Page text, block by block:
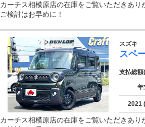
カーチス相模原店の在庫をご覧いただきあ
ご検討はお早めに！
スズキ
スペ
支払総額
年
2021
カーチス相模原店の在庫をご覧いただきあ